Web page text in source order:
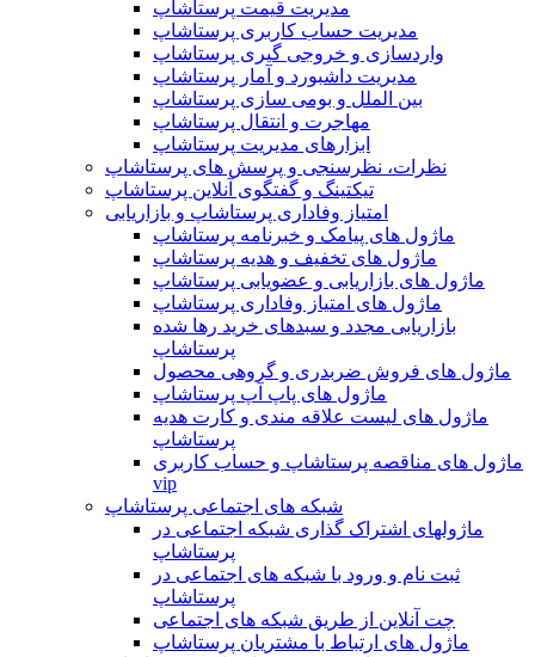
مدیریت قیمت پرستاشاپ
مدیریت حساب کاربری پرستاشاپ
واردسازی و خروجی گیری پرستاشاپ
مدیریت داشبورد و آمار پرستاشاپ
بین الملل و بومی سازی پرستاشاپ
مهاجرت و انتقال پرستاشاپ
ابزارهای مدیریت پرستاشاپ
نظرات، نظرسنجی و پرسش های پرستاشاپ
تیکتینگ و گفتگوی آنلاین پرستاشاپ
امتیاز وفاداری پرستاشاپ و بازاریابی
ماژول های پیامک و خبرنامه پرستاشاپ
ماژول های تخفیف و هدیه پرستاشاپ
ماژول های بازاریابی و عضویابی پرستاشاپ
ماژول های امتیاز وفاداری پرستاشاپ
بازاریابی مجدد و سبدهای خرید رها شده
پرستاشاپ
ماژول های فروش ضربدری و گروهی محصول
ماژول های پاپ آپ پرستاشاپ
ماژول های لیست علاقه مندی و کارت هدیه
پرستاشاپ
ماژول های مناقصه پرستاشاپ و حساب کاربری
vip
شبکه های اجتماعی پرستاشاپ
ماژولهای اشتراک‌ گذاری شبکه اجتماعی در
پرستاشاپ
ثبت نام و ورود با شبکه های اجتماعی در
پرستاشاپ
چت آنلاین از طریق شبکه های اجتماعی
ماژول های ارتباط با مشتریان پرستاشاپ